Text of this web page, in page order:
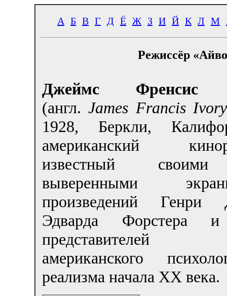
А Б В Г Д Ё Ж З И Й К Л М
Режиссёр
Джеймс Френсис
(англ.James Francis Ivory
1928, Беркли,
американский
известный
выверенными
произведений Генри
Эдварда Форстера и
представителей
американского
реализма начала XX века.